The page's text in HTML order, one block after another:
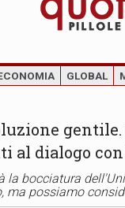
GLOBAL
gentile.
al dialogo
la bocciatura
ma possiamo